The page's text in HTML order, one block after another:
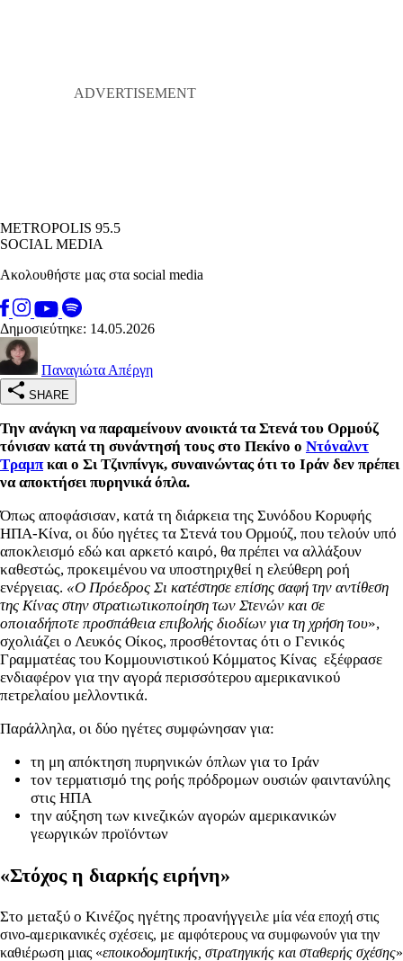
METROPOLIS 95.5
SOCIAL MEDIA
Ακολουθήστε μας στα social media
Δημοσιεύτηκε: 14.05.2026
Παναγιώτα Απέργη
SHARE
Την ανάγκη να παραμείνουν ανοικτά τα Στενά του Ορμούζ
τόνισαν κατά τη συνάντησή τους στο Πεκίνο ο Ντόναλντ
Τραμπκαι ο Σι Τζινπίνγκ, συναινώντας ότι το Ιράν δεν πρέπει
να αποκτήσει πυρηνικά όπλα.
Όπως αποφάσισαν, κατά τη διάρκεια της Συνόδου Κορυφής
ΗΠΑ-Κίνα, οι δύο ηγέτες τα Στενά του Ορμούζ, που τελούν υπό
αποκλεισμό εδώ και αρκετό καιρό, θα πρέπει να αλλάξουν
καθεστώς, προκειμένου να υποστηριχθεί η ελεύθερη ροή
ενέργειας. «Ο Πρόεδρος Σι κατέστησε επίσης σαφή την αντίθεση
της Κίνας στην στρατιωτικοποίηση των Στενών και σε
οποιαδήποτε προσπάθεια επιβολής διοδίων για τη χρήση του»,
σχολιάζει ο Λευκός Οίκος, προσθέτοντας ότι ο Γενικός
Γραμματέας του Κομμουνιστικού Κόμματος Κίνας εξέφρασε
ενδιαφέρον για την αγορά περισσότερου αμερικανικού
πετρελαίου μελλοντικά.
Παράλληλα, οι δύο ηγέτες συμφώνησαν για:
τη μη απόκτηση πυρηνικών όπλων για το Ιράν
τον τερματισμό της ροής πρόδρομων ουσιών φαιντανύλης
στις ΗΠΑ
την αύξηση των κινεζικών αγορών αμερικανικών
γεωργικών προϊόντων
«Στόχος η διαρκής ειρήνη»
Στο μεταξύ ο Κινέζος ηγέτης προανήγγειλε μία νέα εποχή στις
σινο-αμερικανικές σχέσεις, με αμφότερους να συμφωνούν για την
καθιέρωση μιας «εποικοδομητικής, στρατηγικής και σταθερής σχέσης»